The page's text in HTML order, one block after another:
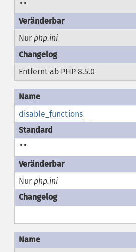
""
Nur php.ini
Entfernt ab PHP 8.5.0
disable_functions
""
Nur php.ini